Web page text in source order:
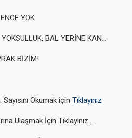
YOK
BAL YERİNE KAN…
BİZİM!
Okumak için Tıklayınız
Ulaşmak İçin Tıklayınız…